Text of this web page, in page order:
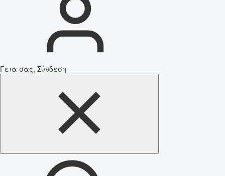
Γεια σας, Σύνδεση